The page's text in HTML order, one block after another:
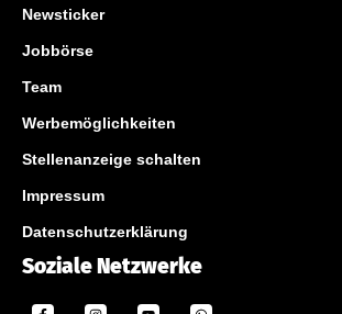
Newsticker
Jobbörse
Team
Werbemöglichkeiten
Stellenanzeige schalten
Impressum
Datenschutzerklärung
Soziale Netzwerke